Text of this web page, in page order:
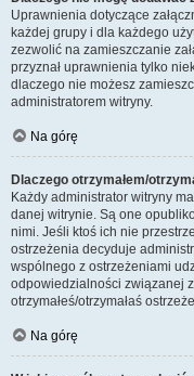
Uprawnienia dotyczące
każdej grupy i dla każdego
zezwolić na zamieszczanie
przyznał uprawnienia tylko
dlaczego nie możesz
administratorem witryny.
Na górę
Dlaczego otrzymałem/
Każdy administrator witryny
danej witrynie. Są one
nimi. Jeśli ktoś ich nie
ostrzeżenia decyduje
wspólnego z ostrzeżeniami
odpowiedzialności związanej
otrzymałeś/otrzymałaś
Na górę